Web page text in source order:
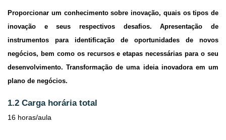
Proporcionar um conhecimento sobre inovação, quais os tipos de
inovação e seus respectivos desafios. Apresentação de
instrumentos para identificação de oportunidades de novos
negócios, bem como os recursos e etapas necessárias para o seu
desenvolvimento. Transformação de uma ideia inovadora em um
plano de negócios.
1.2 Carga horária total
16 horas/aula